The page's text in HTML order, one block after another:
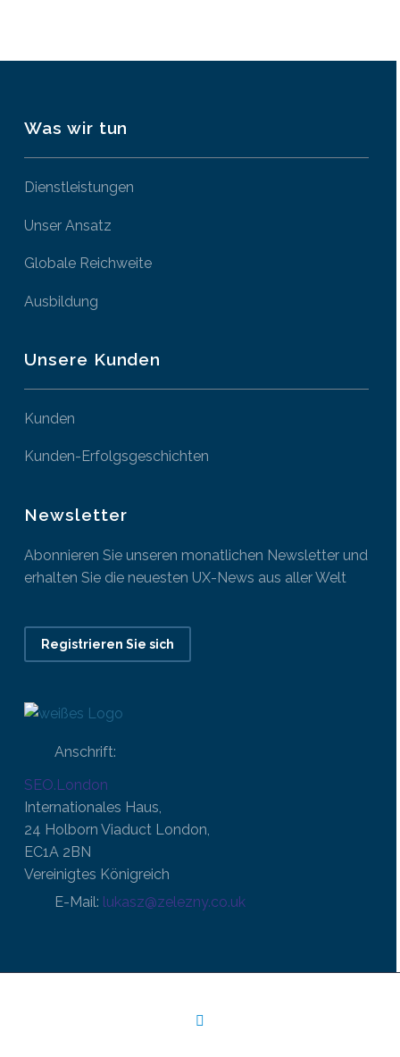
Was wir tun
Dienstleistungen
Unser Ansatz
Globale Reichweite
Ausbildung
Unsere Kunden
Kunden
Kunden-Erfolgsgeschichten
Newsletter
Abonnieren Sie unseren monatlichen Newsletter und
erhalten Sie die neuesten UX-News aus aller Welt
Registrieren Sie sich
Anschrift:
SEO.London
Internationales Haus,
24 Holborn Viaduct London,
EC1A 2BN
Vereinigtes Königreich
E-Mail: lukasz@zelezny.co.uk